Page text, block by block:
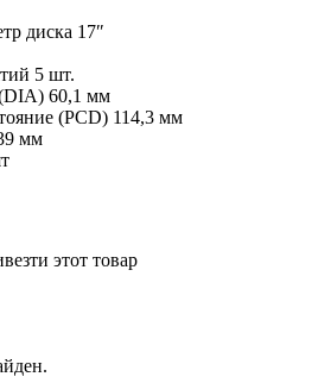
диска 17″
5 шт.
60,1 мм
(PCD) 114,3 мм
мм
этот товар